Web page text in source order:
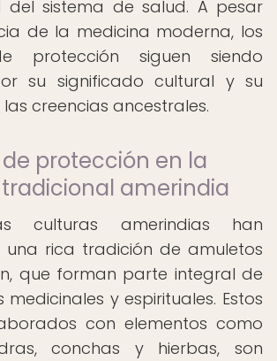
del sistema de salud. A pesar
de la medicina moderna, los
protección siguen siendo
su significado cultural y su
creencias ancestrales.
protección en la
amerindia
culturas amerindias han
una rica tradición de amuletos
que forman parte integral de
y espirituales. Estos
con elementos como
conchas y hierbas, son